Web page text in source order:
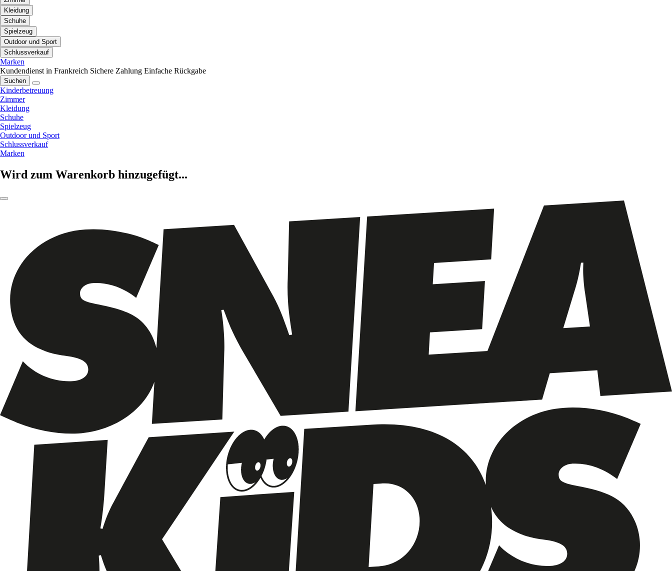
Kleidung
Schuhe
Spielzeug
Outdoor und Sport
Schlussverkauf
Marken
Kundendienst in Frankreich Sichere Zahlung Einfache Rückgabe
Suchen
Kinderbetreuung
Zimmer
Kleidung
Schuhe
Spielzeug
Outdoor und Sport
Schlussverkauf
Marken
Wird zum Warenkorb hinzugefügt...